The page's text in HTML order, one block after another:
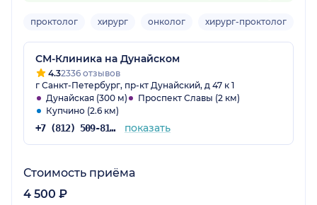
проктолог хирург онколог хирург-проктолог
СМ-Клиника на Дунайском
4.32336 отзывов
г Санкт-Петербург, пр-кт Дунайский, д 47 к 1
Дунайская (300 м)
Проспект Славы (2 км)
Купчино (2.6 км)
+7 (812) 509-81-68 показать
Стоимость приёма
4 500 ₽